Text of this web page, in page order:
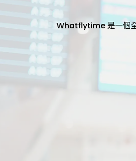
Whatflytime 是一個全